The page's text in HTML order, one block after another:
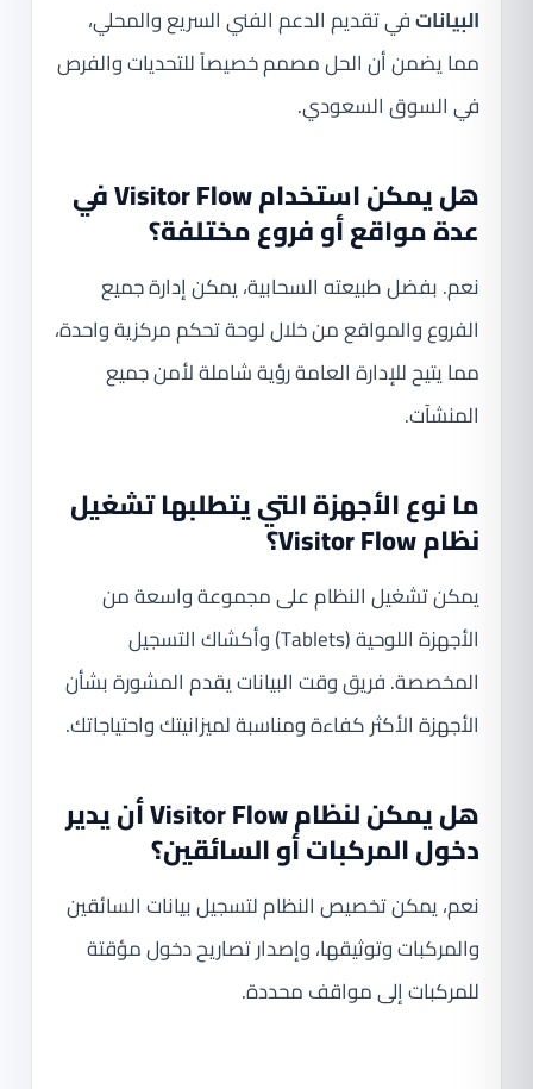
البياناتفي تقديم الدعم الفني السريع والمحلي،
مما يضمن أن الحل مصمم خصيصاً للتحديات والفرص
في السوق السعودي.
هل يمكن استخدام Visitor Flow في
عدة مواقع أو فروع مختلفة؟
نعم. بفضل طبيعته السحابية، يمكن إدارة جميع
الفروع والمواقع من خلال لوحة تحكم مركزية واحدة،
مما يتيح للإدارة العامة رؤية شاملة لأمن جميع
المنشآت.
ما نوع الأجهزة التي يتطلبها تشغيل
نظام Visitor Flow؟
يمكن تشغيل النظام على مجموعة واسعة من
الأجهزة اللوحية (Tablets) وأكشاك التسجيل
المخصصة. فريق وقت البيانات يقدم المشورة بشأن
الأجهزة الأكثر كفاءة ومناسبة لميزانيتك واحتياجاتك.
هل يمكن لنظام Visitor Flow أن يدير
دخول المركبات أو السائقين؟
نعم، يمكن تخصيص النظام لتسجيل بيانات السائقين
والمركبات وتوثيقها، وإصدار تصاريح دخول مؤقتة
للمركبات إلى مواقف محددة.